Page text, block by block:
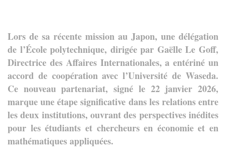
Lors de sa récente mission au Japon, une délégation
de l’École polytechnique, dirigée par Gaëlle Le Goff,
Directrice des Affaires Internationales, a entériné un
accord de coopération avec l’Université de Waseda.
Ce nouveau partenariat, signé le 22 janvier 2026,
marque une étape significative dans les relations entre
les deux institutions, ouvrant des perspectives inédites
pour les étudiants et chercheurs en économie et en
mathématiques appliquées.